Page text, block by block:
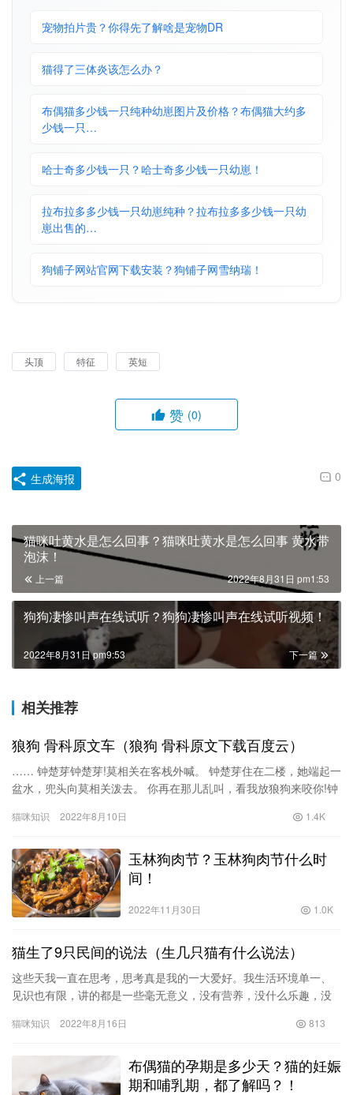
宠物拍片贵？你得先了解啥是宠物DR
猫得了三体炎该怎么办？
布偶猫多少钱一只纯种幼崽图片及价格？布偶猫大约多
少钱一只…
哈士奇多少钱一只？哈士奇多少钱一只幼崽！
拉布拉多多少钱一只幼崽纯种？拉布拉多多少钱一只幼
崽出售的…
狗铺子网站官网下载安装？狗铺子网雪纳瑞！
头顶 特征 英短
赞 (0)
0
生成海报
猫咪吐黄水是怎么回事？猫咪吐黄水是怎么回事 黄水带
泡沫！
上一篇 2022年8月31日 pm1:53
狗狗凄惨叫声在线试听？狗狗凄惨叫声在线试听视频！
下一篇
2022年8月31日 pm9:53
相关推荐
狼狗 骨科原文车（狼狗 骨科原文下载百度云）
…… 钟楚芽钟楚芽!莫相关在客栈外喊。 钟楚芽住在二楼，她端起一
盆水，兜头向莫相关泼去。 你再在那儿乱叫，看我放狼狗来咬你!钟
猫咪知识 2022年8月10日 1.4K
玉林狗肉节？玉林狗肉节什么时
间！
2022年11月30日 1.0K
猫生了9只民间的说法（生几只猫有什么说法）
这些天我一直在思考，思考真是我的一大爱好。我生活环境单一、
见识也有限，讲的都是一些毫无意义，没有营养，没什么乐趣，没
为了什…
猫咪知识 2022年8月16日 813
布偶猫的孕期是多少天？猫的妊娠
期和哺乳期，都了解吗？！